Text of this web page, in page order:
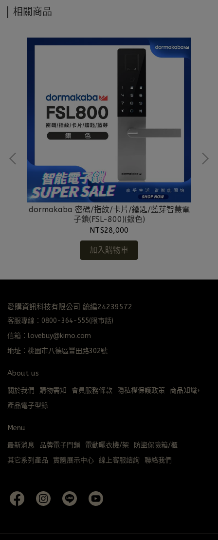
相關商品
dormakaba 密碼/指紋/卡片/鑰匙/藍芽智慧電
子鎖(FSL-800)(銀色)
NT$28,000
加入購物車
愛購資訊科技有限公司 統編24239572
客服專線：0800-364-555(限市話)
信箱：lovebuy@kimo.com
地址：桃園市八德區豐田路302號
About us
關於我們 購物需知 會員服務條款 隱私權保護政策
商品知識+
產品電子型錄
Menu
最新消息 品牌電子門鎖 電動曬衣機/架
防盜保險箱/櫃
其它系列產品
實體展示中心 線上客服諮詢 聯絡我們